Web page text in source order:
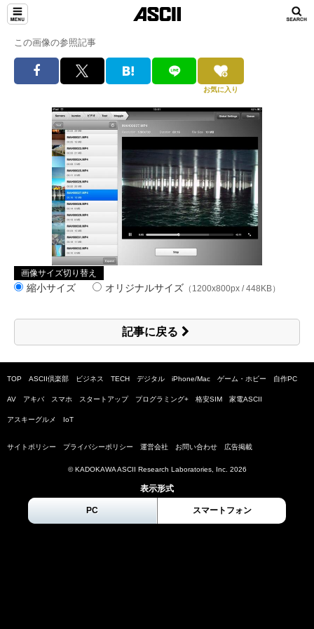
この画像の参照記事
お気に入り
画像サイズ切り替え
縮小サイズ オリジナルサイズ （1200x800px / 448KB）
記事に戻る
TOP ASCII倶楽部 ビジネス TECH デジタル iPhone/Mac ゲーム・ホビー 自作PC
AV アキバ スマホ スタートアップ プログラミング+ 格安SIM 家電ASCII
アスキーグルメ IoT
サイトポリシー プライバシーポリシー 運営会社 お問い合わせ 広告掲載
© KADOKAWA ASCII Research Laboratories, Inc. 2026
表示形式
PC スマートフォン